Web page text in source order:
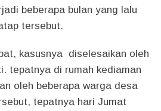
beberapa bulan yang lalu
tersebut.
kasusnya diselesaikan oleh
tepatnya di rumah kediaman
oleh beberapa warga desa
tepatnya hari Jumat